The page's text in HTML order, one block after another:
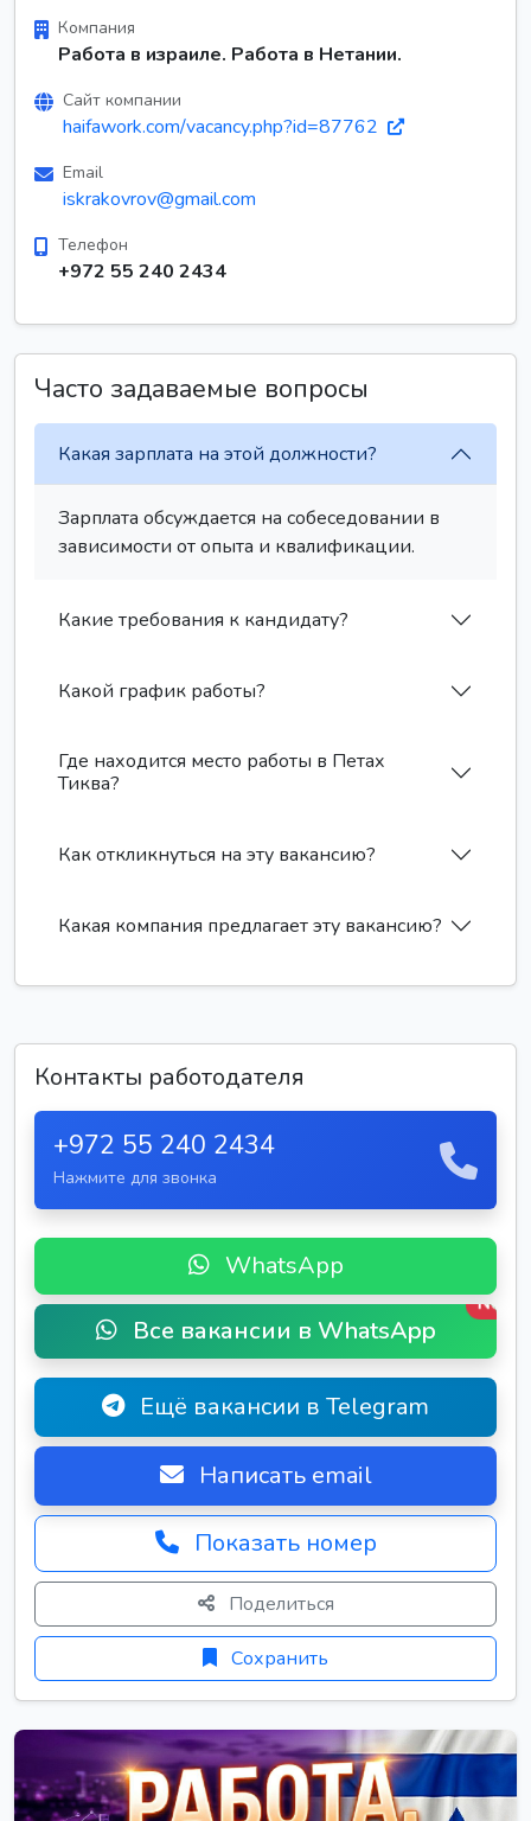
Компания
Работа в израиле. Работа в Нетании.
Сайт компании
haifawork.com/vacancy.php?id=87762
Email
iskrakovrov@gmail.com
Телефон
+972 55 240 2434
Часто задаваемые вопросы
Какая зарплата на этой должности?
Зарплата обсуждается на собеседовании в
зависимости от опыта и квалификации.
Какие требования к кандидату?
Какой график работы?
Где находится место работы в Петах
Тиква?
Как откликнуться на эту вакансию?
Какая компания предлагает эту вакансию?
Контакты работодателя
+972 55 240 2434
Нажмите для звонка
WhatsApp
Все вакансии в WhatsApp
New
Ещё вакансии в Telegram
Написать email
Показать номер
Поделиться
Сохранить